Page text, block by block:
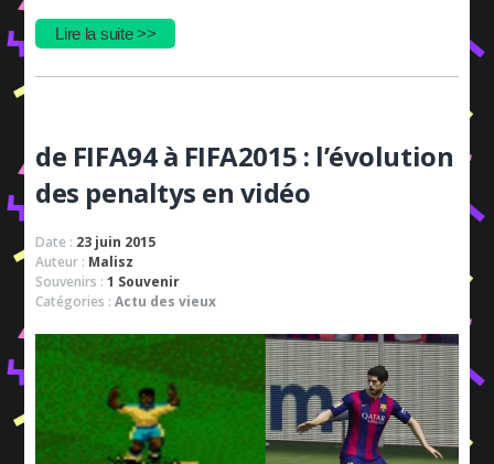
Lire la suite >>
de FIFA94 à FIFA2015 : l’évolution
des penaltys en vidéo
Date : 23 juin 2015
Auteur : Malisz
Souvenirs :1 Souvenir
Catégories :Actu des vieux